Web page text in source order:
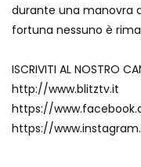
Record
Due
durante una manovra
fortuna nessuno è
ISCRIVITI AL NOSTRO
http://www.blitztv.it
https://
https://